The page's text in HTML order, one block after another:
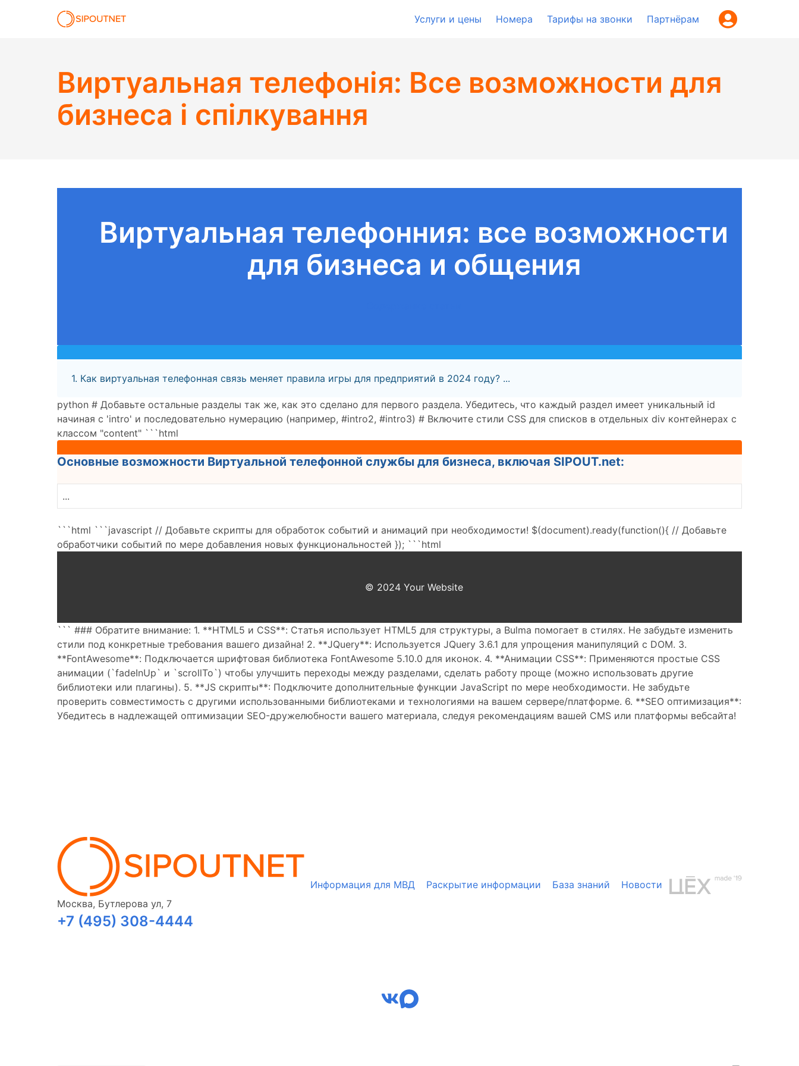
Услуги и цены Номера Тарифы на звонки Партнёрам
Виртуальная телефонія: Все возможности для
бизнеса і спілкування
Виртуальная телефонния: все возможности
для бизнеса и общения
1. Как виртуальная телефонная связь меняет правила игры для предприятий в 2024 году? ...
python # Добавьте остальные разделы так же, как это сделано для первого раздела. Убедитесь, что каждый раздел имеет уникальный id
начиная с 'intro' и последовательно нумерацию (например, #intro2, #intro3) # Включите стили CSS для списков в отдельных div контейнерах с
классом "content" ```html
Основные возможности Виртуальной телефонной службы для бизнеса, включая SIPOUT.net:
...
```html ```javascript // Добавьте скрипты для обработок событий и анимаций при необходимости! $(document).ready(function(){ // Добавьте
обработчики событий по мере добавления новых функциональностей }); ```html
© 2024 Your Website
``` ### Обратите внимание: 1. **HTML5 и CSS**: Статья использует HTML5 для структуры, а Bulma помогает в стилях. Не забудьте изменить
стили под конкретные требования вашего дизайна! 2. **JQuery**: Используется JQuery 3.6.1 для упрощения манипуляций с DOM. 3.
**FontAwesome**: Подключается шрифтовая библиотека FontAwesome 5.10.0 для иконок. 4. **Анимации CSS**: Применяются простые CSS
анимации (`fadeInUp` и `scrollTo`) чтобы улучшить переходы между разделами, сделать работу проще (можно использовать другие
библиотеки или плагины). 5. **JS скрипты**: Подключите дополнительные функции JavaScript по мере необходимости. Не забудьте
проверить совместимость с другими использованными библиотеками и технологиями на вашем сервере/платформе. 6. **SEO оптимизация**:
Убедитесь в надлежащей оптимизации SEO-дружелюбности вашего материала, следуя рекомендациям вашей CMS или платформы вебсайта!
Москва, Бутлерова ул, 7
+7 (495) 308-4444
Информация для МВД Раскрытие информации База знаний Новости